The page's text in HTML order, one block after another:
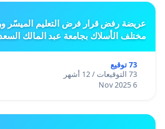
عريضة رفض قرار فرض التعليم الميسّر
مختلف الأسلاك بجامعة عبد المالك
73 توقيع
73 التوقيعات / 12 أشهر
6 Nov 2025